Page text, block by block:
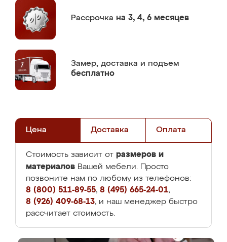
Рассрочка на 3, 4, 6 месяцев
Замер, доставка и подъем
бесплатно
Цена Доставка Оплата
Стоимость зависит от размеров и
материалов Вашей мебели. Просто
позвоните нам по любому из телефонов:
8 (800) 511-89-55, 8 (495) 665-24-01,
8 (926) 409-68-13, и наш менеджер быстро
рассчитает стоимость.